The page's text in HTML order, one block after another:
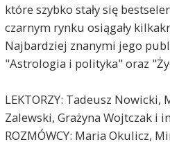
które szybko stały się
czarnym rynku osiągały
Najbardziej znanymi jego
"Astrologia i polityka" oraz
LEKTORZY: Tadeusz Nowicki,
Zalewski, Grażyna Wojtczak i
ROZMÓWCY: Maria Okulicz,